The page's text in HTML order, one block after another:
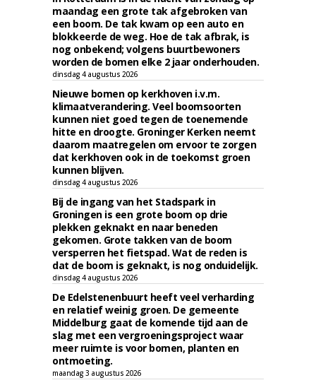
maandag een grote tak afgebroken van
een boom. De tak kwam op een auto en
blokkeerde de weg. Hoe de tak afbrak, is
nog onbekend; volgens buurtbewoners
worden de bomen elke 2 jaar onderhouden.
dinsdag 4 augustus 2026
Nieuwe bomen op kerkhoven i.v.m.
klimaatverandering. Veel boomsoorten
kunnen niet goed tegen de toenemende
hitte en droogte. Groninger Kerken neemt
daarom maatregelen om ervoor te zorgen
dat kerkhoven ook in de toekomst groen
kunnen blijven.
dinsdag 4 augustus 2026
Bij de ingang van het Stadspark in
Groningen is een grote boom op drie
plekken geknakt en naar beneden
gekomen. Grote takken van de boom
versperren het fietspad. Wat de reden is
dat de boom is geknakt, is nog onduidelijk.
dinsdag 4 augustus 2026
De Edelstenenbuurt heeft veel verharding
en relatief weinig groen. De gemeente
Middelburg gaat de komende tijd aan de
slag met een vergroeningsproject waar
meer ruimte is voor bomen, planten en
ontmoeting.
maandag 3 augustus 2026